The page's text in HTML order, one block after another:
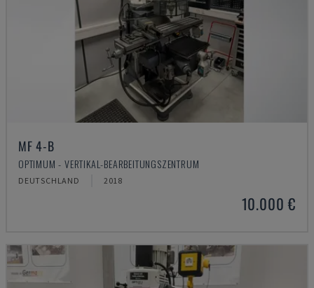
MF 4-B
OPTIMUM - VERTIKAL-BEARBEITUNGSZENTRUM
DEUTSCHLAND 2018
10.000 €